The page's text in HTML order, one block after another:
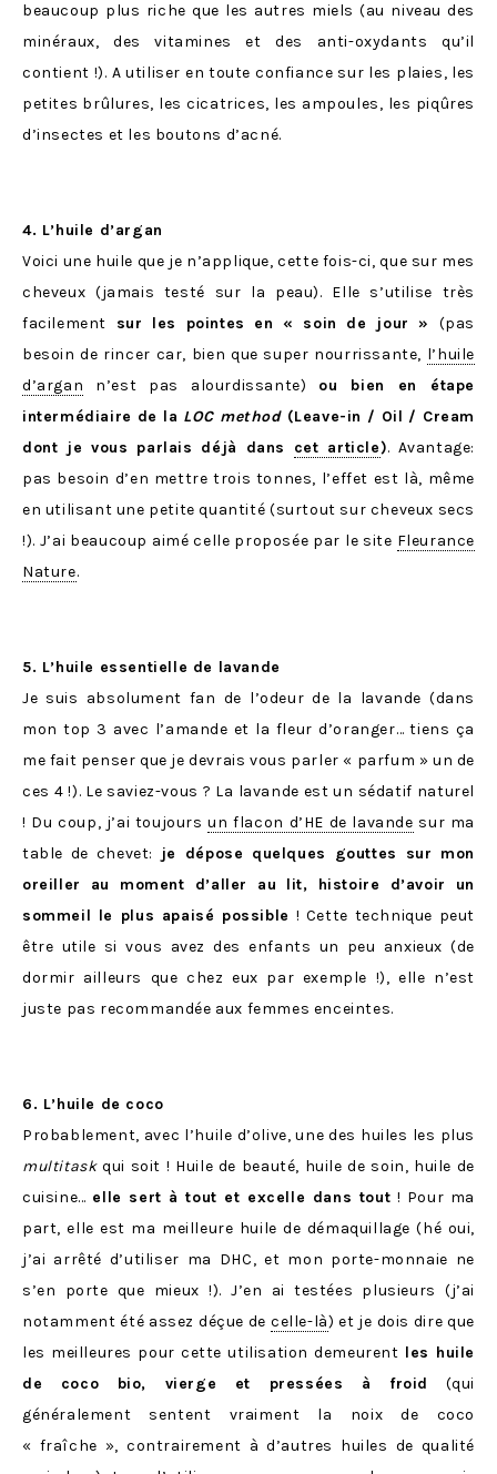
beaucoup plus riche que les autres miels (au niveau des
minéraux, des vitamines et des anti-oxydants qu’il
contient !). A utiliser en toute confiance sur les plaies, les
petites brûlures, les cicatrices, les ampoules, les piqûres
d’insectes et les boutons d’acné.
4. L’huile d’argan
Voici une huile que je n’applique, cette fois-ci, que sur mes
cheveux (jamais testé sur la peau). Elle s’utilise très
facilement sur les pointes en « soin de jour » (pas
besoin de rincer car, bien que super nourrissante, l’huile
d’argan n’est pas alourdissante) ou bien en étape
intermédiaire de la LOC method(Leave-in / Oil / Cream
dont je vous parlais déjà dans cet article). Avantage:
pas besoin d’en mettre trois tonnes, l’effet est là, même
en utilisant une petite quantité (surtout sur cheveux secs
!). J’ai beaucoup aimé celle proposée par le site Fleurance
Nature.
5. L’huile essentielle de lavande
Je suis absolument fan de l’odeur de la lavande (dans
mon top 3 avec l’amande et la fleur d’oranger… tiens ça
me fait penser que je devrais vous parler « parfum » un de
ces 4 !). Le saviez-vous ? La lavande est un sédatif naturel
! Du coup, j’ai toujoursun flacon d’HE de lavande sur ma
table de chevet:
je dépose quelques gouttes sur mon
oreiller au moment d’aller au lit, histoire d’avoir un
sommeil le plus apaisé possible ! Cette technique peut
être utile si vous avez des enfants un peu anxieux (de
dormir ailleurs que chez eux par exemple !), elle n’est
juste pas recommandée aux femmes enceintes.
6. L’huile de coco
Probablement, avec l’huile d’olive, une des huiles les plus
multitaskqui soit ! Huile de beauté, huile de soin, huile de
cuisine… elle sert à tout et excelle dans tout ! Pour ma
part, elle est ma meilleure huile de démaquillage (hé oui,
j’ai arrêté d’utiliser ma DHC, et mon porte-monnaie ne
s’en porte que mieux !). J’en ai testées plusieurs (j’ai
notamment été assez déçue de celle-là) et je dois dire que
les meilleures pour cette utilisation demeurent les huile
de coco bio, vierge et pressées à froid
(qui
généralement sentent vraiment la noix de coco
« fraîche », contrairement à d’autres huiles de qualité